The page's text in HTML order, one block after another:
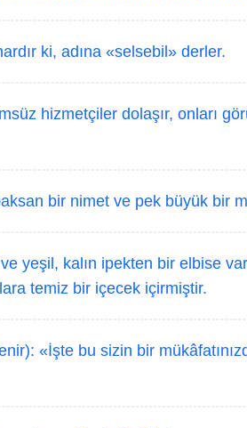
ki, adına «selsebil» derler.
hizmetçiler dolaşır, onları
bir nimet ve pek büyük bir
yeşil, kalın ipekten bir elbise
temiz bir içecek içirmiştir.
«İşte bu sizin bir